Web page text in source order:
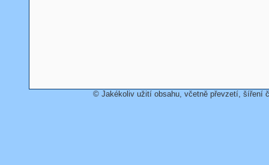
© Jakékoliv užití obsahu, včetně převzetí, šíření